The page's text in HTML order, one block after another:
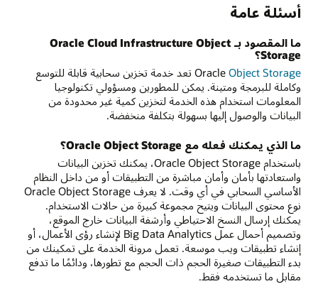
أسئلة عامة
ما المقصود بـ Oracle Cloud Infrastructure Object
Storage؟
Oracle Object Storage
تعد خدمة تخزين سحابية قابلة للتوسع
وكاملة للبرمجة ومتينة. يمكن للمطورين ومسؤولي تكنولوجيا
المعلومات استخدام هذه الخدمة لتخزين كمية غير محدودة من
البيانات والوصول إليها بسهولة بتكلفة منخفضة.
ما الذي يمكنك فعله مع Oracle Object Storage؟
باستخدام Oracle Object Storage، يمكنك تخزين البيانات
واستعادتها بأمان وأمان مباشرة من التطبيقات أو من داخل النظام
الأساسي السحابي في أي وقت. لا يعرف Oracle Object Storage
نوع محتوى البيانات ويتيح مجموعة كبيرة من حالات الاستخدام.
يمكنك إرسال النسخ الاحتياطي وأرشفة البيانات خارج الموقع،
وتصميم أحمال عمل Big Data Analytics لإنشاء رؤى الأعمال، أو
إنشاء تطبيقات ويب موسعة. تعمل مرونة الخدمة على تمكينك من
بدء التطبيقات صغيرة الحجم ذات الحجم مع تطورها، ودائمًا ما تدفع
مقابل ما تستخدمه فقط.